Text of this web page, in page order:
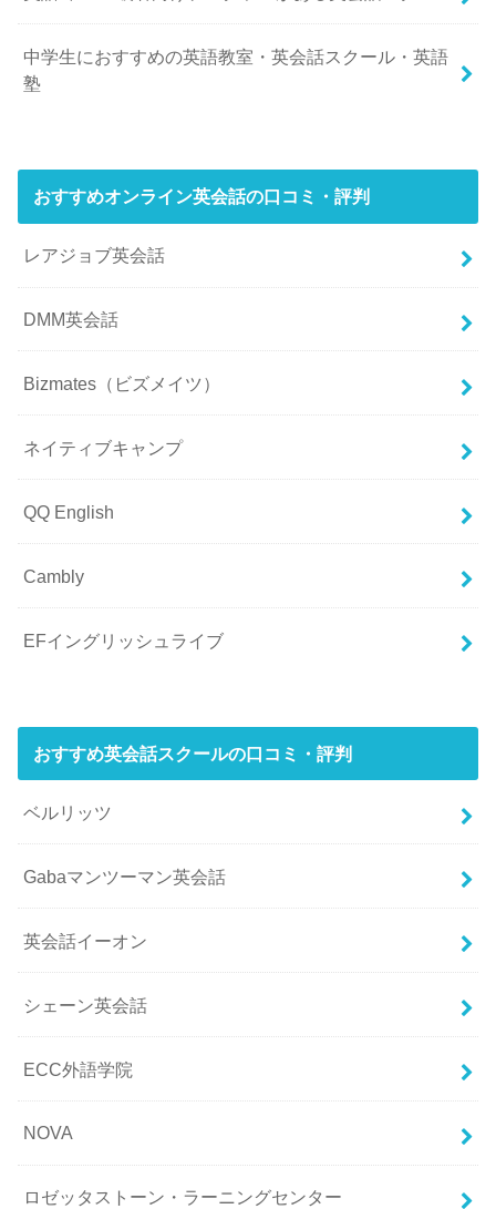
中学生におすすめの英語教室・英会話スクール・英語
塾
おすすめオンライン英会話の口コミ・評判
レアジョブ英会話
DMM英会話
Bizmates（ビズメイツ）
ネイティブキャンプ
QQ English
Cambly
EFイングリッシュライブ
おすすめ英会話スクールの口コミ・評判
ベルリッツ
Gabaマンツーマン英会話
英会話イーオン
シェーン英会話
ECC外語学院
NOVA
ロゼッタストーン・ラーニングセンター